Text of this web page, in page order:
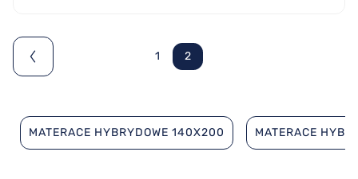
1 2
MATERACE HYBRYDOWE 140X200 MATERACE